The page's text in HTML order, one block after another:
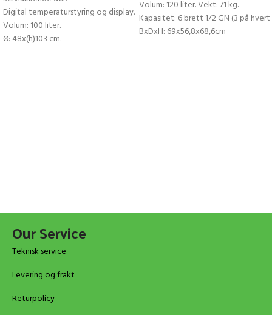
Digital temperaturstyring og display.
Volum: 100 liter.
Ø: 48x(h)103 cm.
Volum: 120 liter. Vekt: 71 kg.
Kapasitet: 6 brett 1/2 GN (3 på
BxDxH: 69x56,8x68,6cm
Our Service
Teknisk service
Levering og frakt
Returpolicy